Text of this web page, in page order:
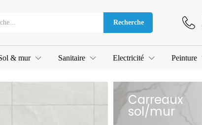
Recherche
& mur Sanitaire Electricité Peinture
Carreaux
sol/mur